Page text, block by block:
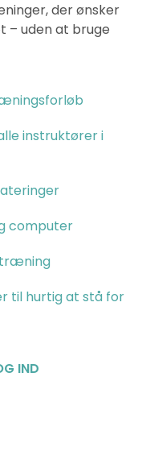
der ønsker
– uden at bruge
instruktører i
computer
træning
til hurtig at stå for
IND